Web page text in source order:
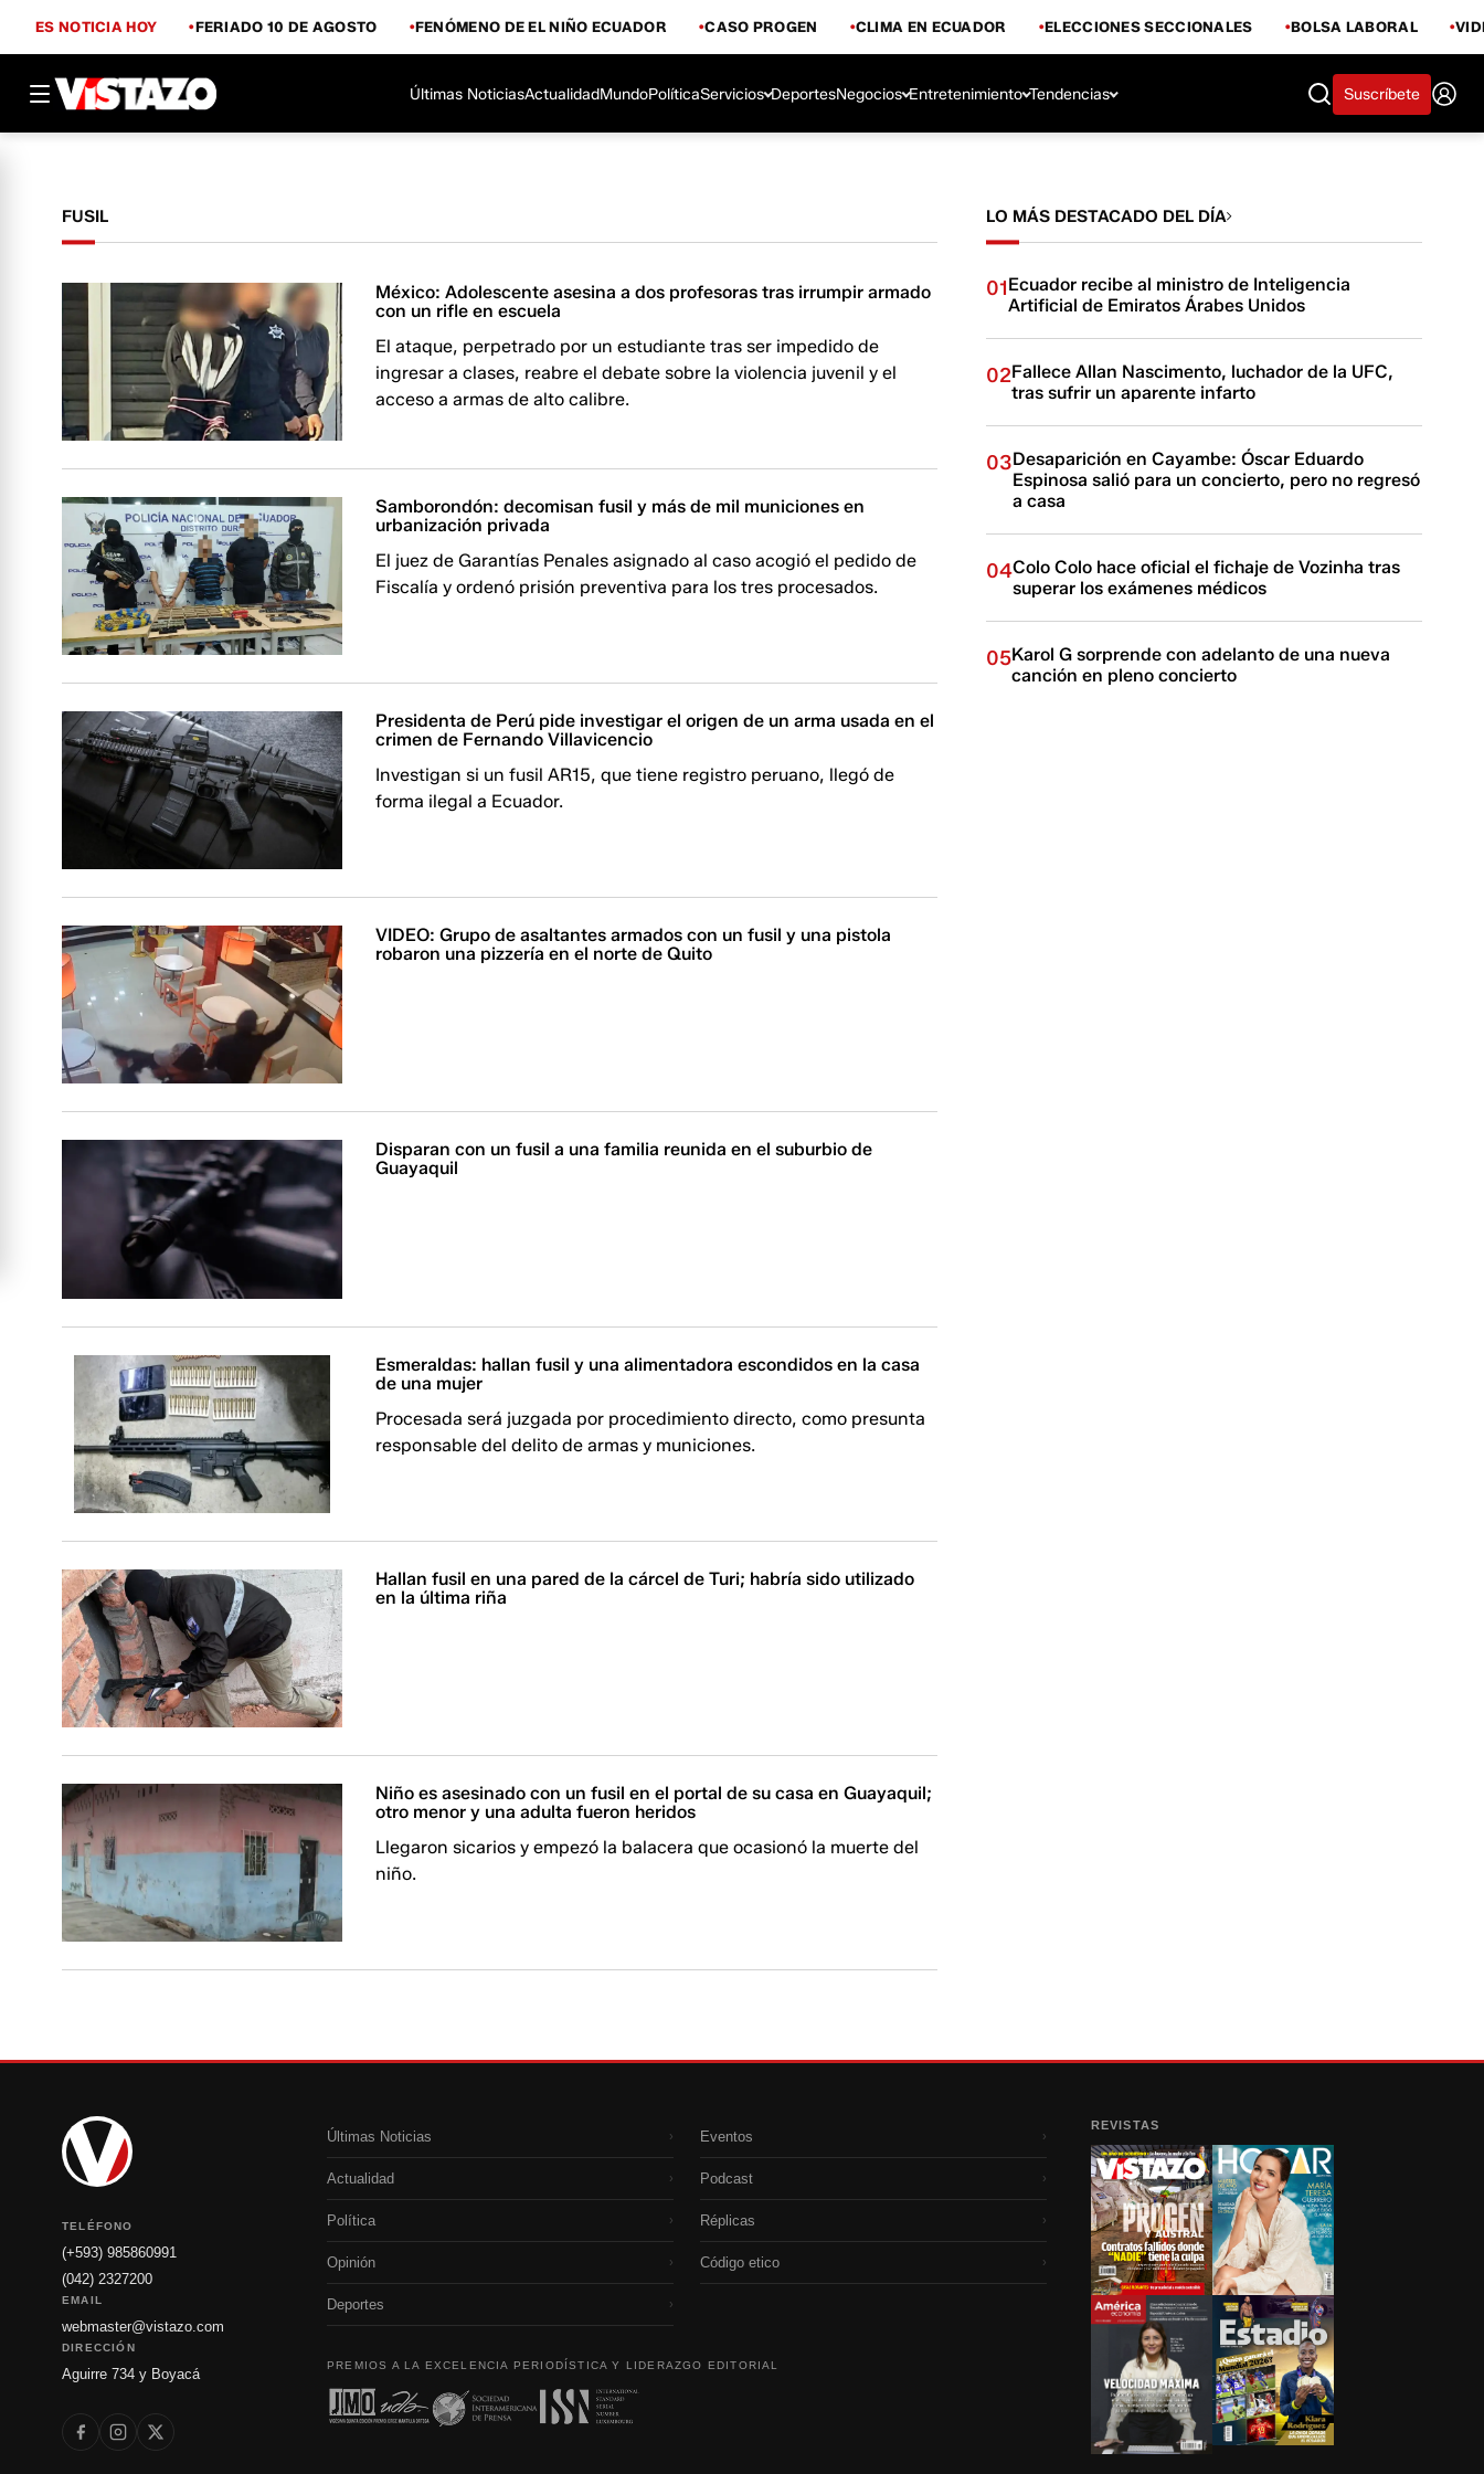
ES NOTICIA HOY FERIADO 10 DE AGOSTO FENÓMENO DE EL NIÑO ECUADOR CASO PROGEN CLIMA EN ECUADOR ELECCIONES SECCIONALES BOLSA LABORAL
Últimas NoticiasActualidadMundoPolíticaServicios DeportesNegocios Entretenimiento Tendencias Suscríbete
FUSIL
México: Adolescente asesina a dos profesoras tras irrumpir armado
con un rifle en escuela
El ataque, perpetrado por un estudiante tras ser impedido de
ingresar a clases, reabre el debate sobre la violencia juvenil y el
acceso a armas de alto calibre.
Samborondón: decomisan fusil y más de mil municiones en
urbanización privada
El juez de Garantías Penales asignado al caso acogió el pedido de
Fiscalía y ordenó prisión preventiva para los tres procesados.
Presidenta de Perú pide investigar el origen de un arma usada en el
crimen de Fernando Villavicencio
Investigan si un fusil AR15, que tiene registro peruano, llegó de
forma ilegal a Ecuador.
VIDEO: Grupo de asaltantes armados con un fusil y una pistola
robaron una pizzería en el norte de Quito
Disparan con un fusil a una familia reunida en el suburbio de
Guayaquil
Esmeraldas: hallan fusil y una alimentadora escondidos en la casa
de una mujer
Procesada será juzgada por procedimiento directo, como presunta
responsable del delito de armas y municiones.
Hallan fusil en una pared de la cárcel de Turi; habría sido utilizado
en la última riña
Niño es asesinado con un fusil en el portal de su casa en Guayaquil;
otro menor y una adulta fueron heridos
Llegaron sicarios y empezó la balacera que ocasionó la muerte del
niño.
LO MÁS DESTACADO DEL DÍA
01Ecuador recibe al ministro de Inteligencia
Artificial de Emiratos Árabes Unidos
02Fallece Allan Nascimento, luchador de la UFC,
tras sufrir un aparente infarto
03Desaparición en Cayambe: Óscar Eduardo
Espinosa salió para un concierto, pero no regresó
a casa
04Colo Colo hace oficial el fichaje de Vozinha tras
superar los exámenes médicos
05Karol G sorprende con adelanto de una nueva
canción en pleno concierto
TELÉFONO
(+593) 985860991
(042) 2327200
EMAIL
webmaster@vistazo.com
DIRECCIÓN
Aguirre 734 y Boyacá
Últimas Noticias ›
Actualidad ›
Política ›
Opinión ›
Deportes ›
Eventos ›
Podcast ›
Réplicas ›
Código etico ›
PREMIOS A LA EXCELENCIA PERIODÍSTICA Y LIDERAZGO EDITORIAL
REVISTAS